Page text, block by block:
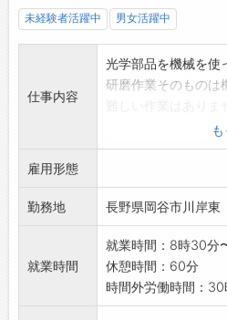
未経験者活躍中 男女活躍中
仕事内容
光学部品を機械を使
研磨作業そのものは
日勤固定のお仕事で
業務の変更範囲:変
雇用形態
勤務地 長野県岡谷市川岸東
就業時間
就業時間：8時30分
休憩時間：60分
時間外労働時間：30